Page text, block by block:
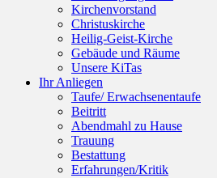
Kirchenvorstand
Christuskirche
Heilig-Geist-Kirche
Gebäude und Räume
Unsere KiTas
Ihr Anliegen
Taufe/ Erwachsenentaufe
Beitritt
Abendmahl zu Hause
Trauung
Bestattung
Erfahrungen/Kritik